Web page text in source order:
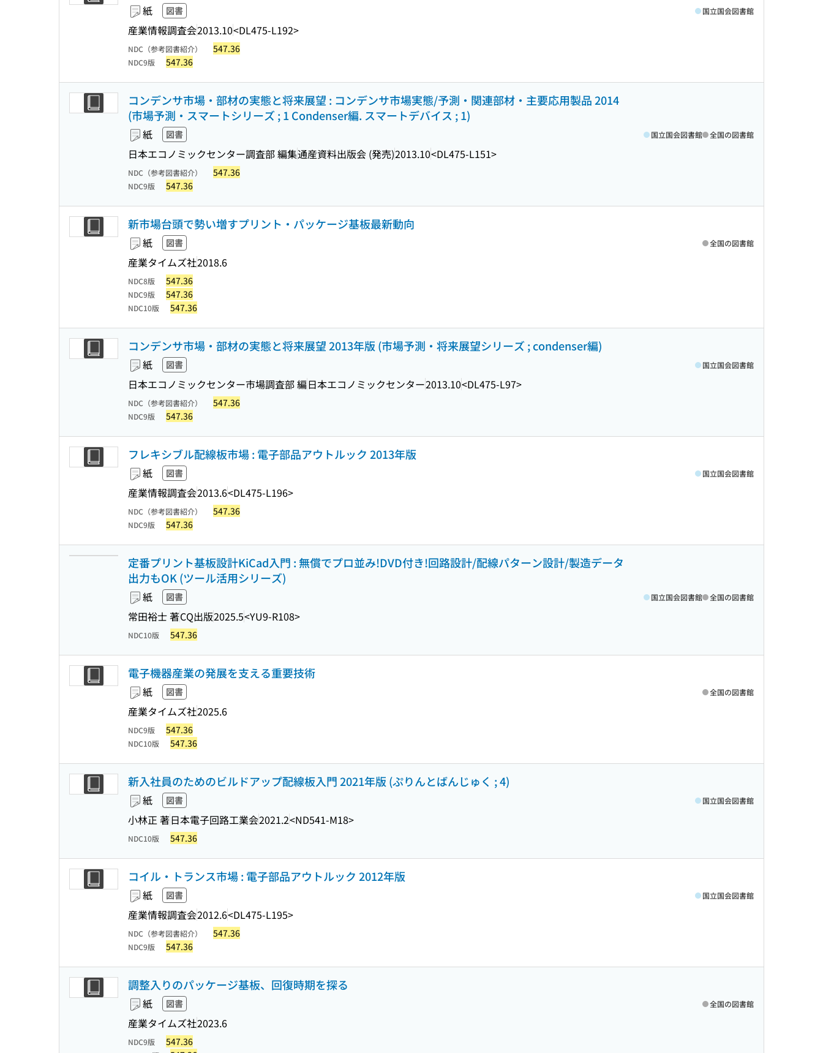
紙 図書
産業情報調査会2013.10<DL475-L192>
国立国会図書館
NDC（参考図書紹介） 547.36
NDC9版 547.36
コンデンサ市場・部材の実態と将来展望 : コンデンサ市場実態/予測・関連部材・主要応用製品 2014
(市場予測・スマートシリーズ ; 1 Condenser編. スマートデバイス ; 1)
紙 図書
日本エコノミックセンター調査部 編集通産資料出版会 (発売)2013.10<DL475-L151>
国立国会図書館 全国の図書館
NDC（参考図書紹介） 547.36
NDC9版 547.36
新市場台頭で勢い増すプリント・パッケージ基板最新動向
紙 図書
産業タイムズ社2018.6
全国の図書館
NDC8版 547.36
NDC9版 547.36
NDC10版 547.36
コンデンサ市場・部材の実態と将来展望 2013年版 (市場予測・将来展望シリーズ ; condenser編)
紙 図書
日本エコノミックセンター市場調査部 編日本エコノミックセンター2013.10<DL475-L97>
国立国会図書館
NDC（参考図書紹介） 547.36
NDC9版 547.36
フレキシブル配線板市場 : 電子部品アウトルック 2013年版
紙 図書
産業情報調査会2013.6<DL475-L196>
国立国会図書館
NDC（参考図書紹介） 547.36
NDC9版 547.36
定番プリント基板設計KiCad入門 : 無償でプロ並み!DVD付き!回路設計/配線パターン設計/製造データ
出力もOK (ツール活用シリーズ)
紙 図書
常田裕士 著CQ出版2025.5<YU9-R108>
国立国会図書館 全国の図書館
NDC10版 547.36
電子機器産業の発展を支える重要技術
紙 図書
産業タイムズ社2025.6
全国の図書館
NDC9版 547.36
NDC10版 547.36
新入社員のためのビルドアップ配線板入門 2021年版 (ぷりんとばんじゅく ; 4)
紙 図書
小林正 著日本電子回路工業会2021.2<ND541-M18>
国立国会図書館
NDC10版 547.36
コイル・トランス市場 : 電子部品アウトルック 2012年版
紙 図書
産業情報調査会2012.6<DL475-L195>
国立国会図書館
NDC（参考図書紹介） 547.36
NDC9版 547.36
調整入りのパッケージ基板、回復時期を探る
紙 図書
産業タイムズ社2023.6
全国の図書館
NDC9版 547.36